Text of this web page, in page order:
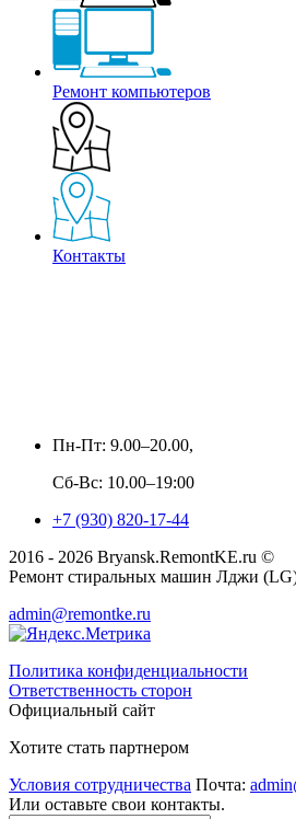
Ремонт компьютеров
Контакты
Пн-Пт: 9.00–20.00,
Сб-Вс: 10.00–19:00
+7 (930) 820-17-44
2016 - 2026 Bryansk.RemontKE.ru ©
Ремонт стиральных машин Лджи
admin@remontke.ru
Политика конфиденциальности
Ответственность сторон
Официальный сайт
Хотите стать партнером
Условия сотрудничества Почта:
Или оставьте свои контакты.